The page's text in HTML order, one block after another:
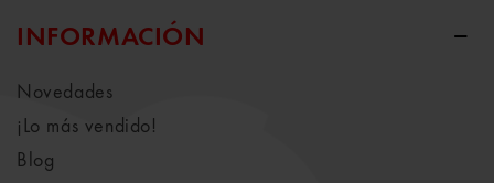
INFORMACIÓN
Novedades
¡Lo más vendido!
Blog